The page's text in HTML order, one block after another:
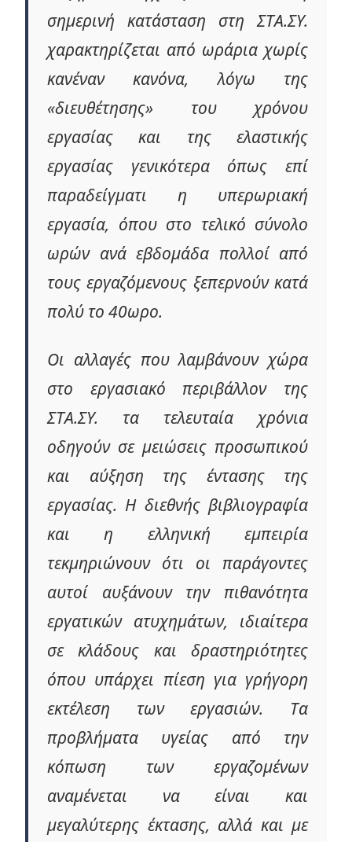
σημερινή κατάσταση στη ΣΤΑ.ΣΥ.
χαρακτηρίζεται από ωράρια χωρίς
κανέναν κανόνα, λόγω της
«διευθέτησης» του χρόνου
εργασίας και της ελαστικής
εργασίας γενικότερα όπως επί
παραδείγματι η υπερωριακή
εργασία, όπου στο τελικό σύνολο
ωρών ανά εβδομάδα πολλοί από
τους εργαζόμενους ξεπερνούν κατά
πολύ το 40ωρο.
Οι αλλαγές που λαμβάνουν χώρα
στο εργασιακό περιβάλλον της
ΣΤΑ.ΣΥ. τα τελευταία χρόνια
οδηγούν σε μειώσεις προσωπικού
και αύξηση της έντασης της
εργασίας. Η διεθνής βιβλιογραφία
και η ελληνική εμπειρία
τεκμηριώνουν ότι οι παράγοντες
αυτοί αυξάνουν την πιθανότητα
εργατικών ατυχημάτων, ιδιαίτερα
σε κλάδους και δραστηριότητες
όπου υπάρχει πίεση για γρήγορη
εκτέλεση των εργασιών. Τα
προβλήματα υγείας από την
κόπωση των εργαζομένων
αναμένεται να είναι και
μεγαλύτερης έκτασης, αλλά και με